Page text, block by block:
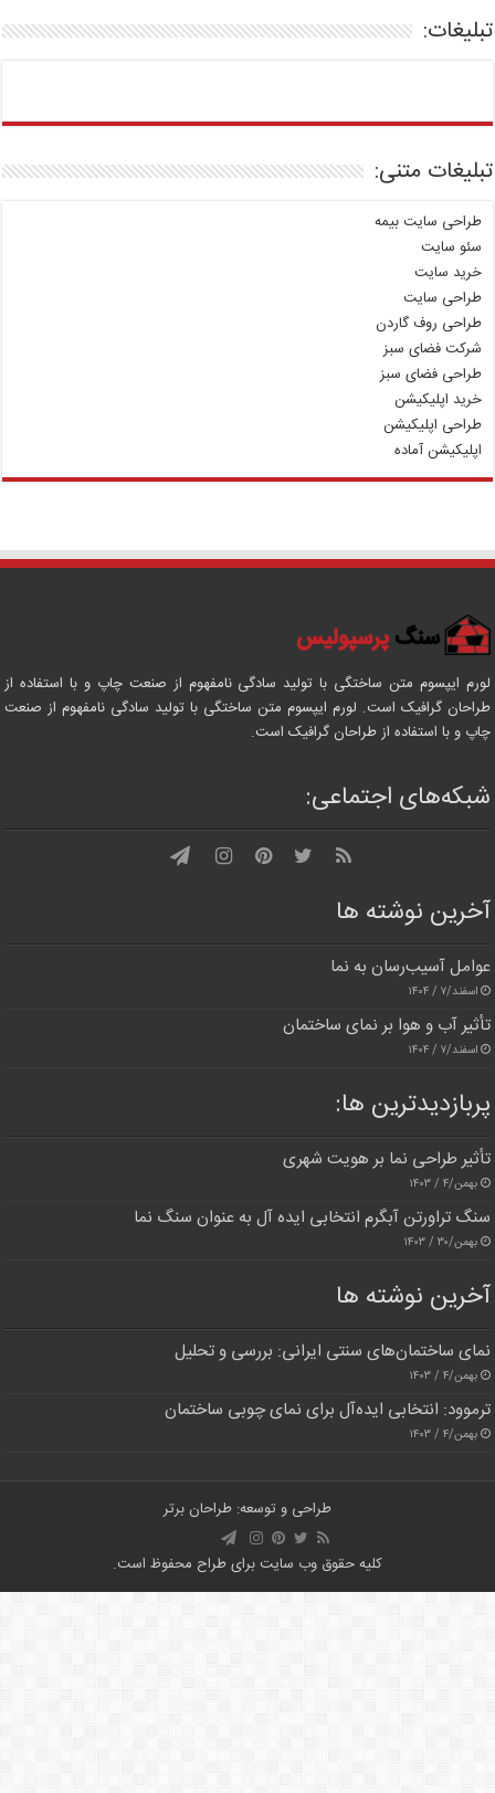
تبلیغات:
تبلیغات متنی:
طراحی سایت بیمه
سئو سایت
خرید سایت
طراحی سایت
طراحی روف گاردن
شرکت فضای سبز
طراحی فضای سبز
خرید اپلیکیشن
طراحی اپلیکیشن
اپلیکیشن آماده
لورم ایپسوم متن ساختگی با تولید سادگی نامفهوم از صنعت چاپ و با استفاده از
طراحان گرافیک است. لورم ایپسوم متن ساختگی با تولید سادگی نامفهوم از صنعت
چاپ و با استفاده از طراحان گرافیک است.
شبکه‌های اجتماعی:
آخرین نوشته ها
عوامل آسیب‌رسان به نما
اسفند/۷ / ۱۴۰۴
تأثیر آب و هوا بر نمای ساختمان
اسفند/۷ / ۱۴۰۴
پربازدیدترین‌ ها:
تأثیر طراحی نما بر هویت شهری
بهمن/۴ / ۱۴۰۳
سنگ تراورتن آبگرم انتخابی ایده آل به عنوان سنگ نما
بهمن/۳۰ / ۱۴۰۳
آخرین نوشته ها
نمای ساختمان‌های سنتی ایرانی: بررسی و تحلیل
بهمن/۴ / ۱۴۰۳
ترموود: انتخابی ایده‌آل برای نمای چوبی ساختمان
بهمن/۴ / ۱۴۰۳
طراحی و توسعه: طراحان برتر
کلیه حقوق وب سایت برای طراح محفوظ است.